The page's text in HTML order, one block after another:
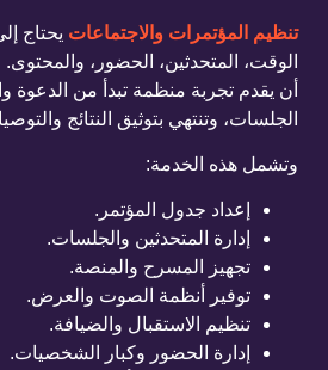
تنظيم المؤتمرات والاجتماعات يحتاج
الوقت، المتحدثين، الحضور،
أن يقدم تجربة منظمة تبدأ من الدعوة
الجلسات، وتنتهي بتوثيق النتائج
وتشمل هذه الخدمة:
إعداد جدول المؤتمر.
إدارة المتحدثين والجلسات.
تجهيز المسرح والمنصة.
توفير أنظمة الصوت والعرض.
تنظيم الاستقبال والضيافة.
إدارة الحضور وكبار الشخصيات.